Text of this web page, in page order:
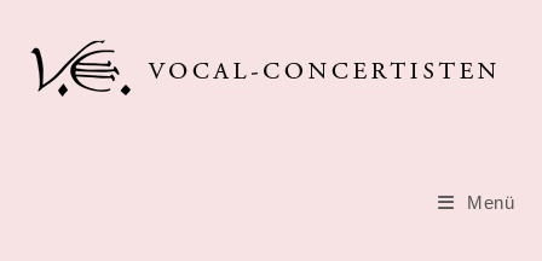
Menü